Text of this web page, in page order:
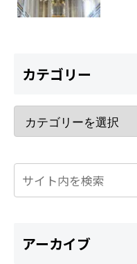
カテゴリー
アーカイブ